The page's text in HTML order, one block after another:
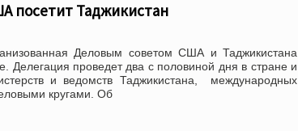
посетит Таджикистан
Деловым советом США и Таджикистана
Делегация проведет два с половиной дня в стране и
и ведомств Таджикистана, международных
кругами. Об